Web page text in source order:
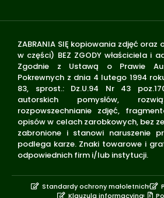
ZABRANIA SIĘ kopiowania zdjęć
w części) BEZ ZGODY właściciela i
Zgodnie z Ustawą o Prawie
Pokrewnych z dnia 4 lutego 1994
83, sprost.: Dz.U.94 Nr 43
autorskich pomysłów,
rozpowszechnianie zdjęć,
opisów w celach zarobkowych, bez
zabronione i stanowi naruszenie
podlega karze. Znaki towarowe i
odpowiednich firm i/lub instytucji.
Standardy ochrony małoletnich
Klauzula informacyjna